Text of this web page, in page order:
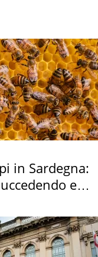
in Sardegna:
e